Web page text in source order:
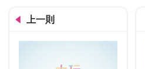
上一則